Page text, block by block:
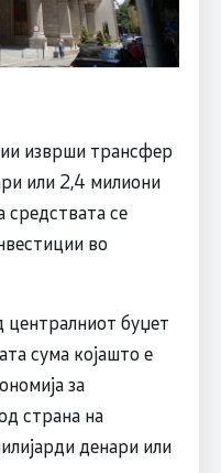
изврши трансфер
или 2,4 милиони
средствата се
во
буџет
сума којашто е
за
страна на
денари или